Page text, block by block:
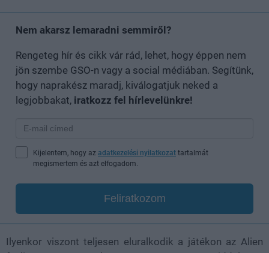
Nem akarsz lemaradni semmiről?
Rengeteg hír és cikk vár rád, lehet, hogy éppen nem
jön szembe GSO-n vagy a social médiában. Segítünk,
hogy naprakész maradj, kiválogatjuk neked a
legjobbakat, iratkozz fel hírlevelünkre!
Kijelentem, hogy az adatkezelési nyilatkozat tartalmát
megismertem és azt elfogadom.
Feliratkozom
Ilyenkor viszont teljesen eluralkodik a játékon az Alien